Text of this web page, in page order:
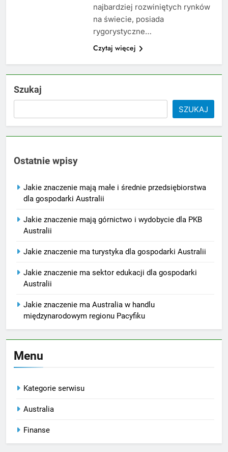
najbardziej rozwiniętych rynków
na świecie, posiada
rygorystyczne…
Czytaj więcej
Szukaj
SZUKAJ
Ostatnie wpisy
Jakie znaczenie mają małe i średnie przedsiębiorstwa
dla gospodarki Australii
Jakie znaczenie mają górnictwo i wydobycie dla PKB
Australii
Jakie znaczenie ma turystyka dla gospodarki Australii
Jakie znaczenie ma sektor edukacji dla gospodarki
Australii
Jakie znaczenie ma Australia w handlu
międzynarodowym regionu Pacyfiku
Menu
Kategorie serwisu
Australia
Finanse